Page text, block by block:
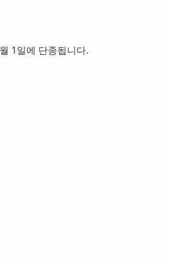
1일에 단종됩니다.